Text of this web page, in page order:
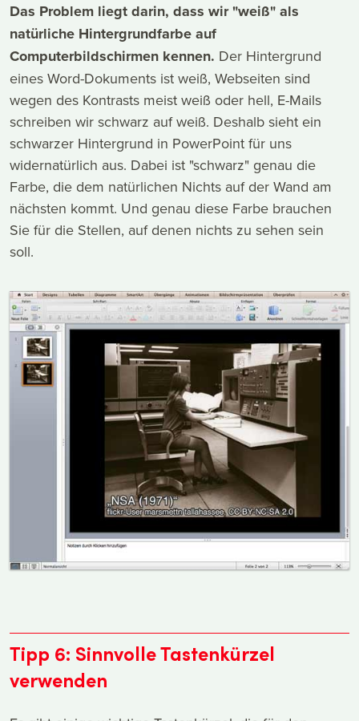
Das Problem liegt darin, dass wir "weiß" als
natürliche Hintergrundfarbe auf
Computerbildschirmen kennen. Der Hintergrund
eines Word-Dokuments ist weiß, Webseiten sind
wegen des Kontrasts meist weiß oder hell, E-Mails
schreiben wir schwarz auf weiß. Deshalb sieht ein
schwarzer Hintergrund in PowerPoint für uns
widernatürlich aus. Dabei ist "schwarz" genau die
Farbe, die dem natürlichen Nichts auf der Wand am
nächsten kommt. Und genau diese Farbe brauchen
Sie für die Stellen, auf denen nichts zu sehen sein
soll.
Tipp 6: Sinnvolle Tastenkürzel
verwenden